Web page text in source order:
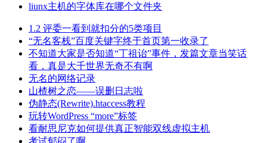
liunx主机的字体库在哪个文件夹
1.2 评委一看到就扣分的5类项目
“无名客栈”百度关键字终于首页第一收录了
不知道大家是否知道“丁祖诒”事件，发篇文章当笑话
看，真是大千世界无奇不有啊
无名的网络记录
山楂树之恋——误删日志啦
伪静态(Rewrite).htaccess教程
玩转WordPress “more”标签
看耐思尼克如何提供真正智能双线虚拟主机
考试郁闷了啊